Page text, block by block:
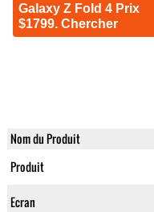
Galaxy Z Fold 4 Prix
$1799. Chercher
Nom du Produit
Produit
Ecran